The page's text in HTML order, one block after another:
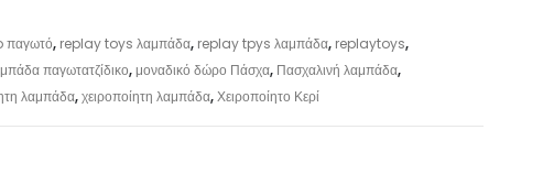
παγωτό, replay toys λαμπάδα, replay tpys λαμπάδα, replaytoys,
παγωτατζίδικο,μοναδικό δώρο Πάσχα, Πασχαλινή λαμπάδα,
λαμπάδα,χειροποίητη λαμπάδα,Χειροποίητο Κερί